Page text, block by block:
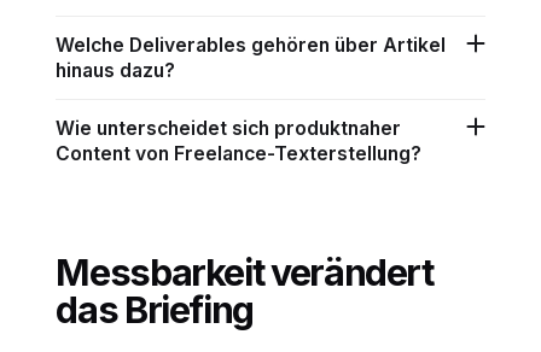
Welche Deliverables gehören über Artikel
hinaus dazu?
Wie unterscheidet sich produktnaher
Content von Freelance-Texterstellung?
Messbarkeit verändert
das Briefing